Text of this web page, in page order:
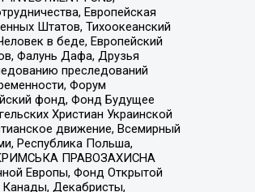
Европейская
Штатов, Тихоокеанский
в беде, Европейский
Фалунь Дафа, Друзья
преследований
Форум
фонд, Фонд Будущее
Христиан Украинской
движение, Всемирный
Республика Польша,
КРИМСЬКА ПРАВОЗАХИСНА
Европы, Фонд Открытой
Канады, Декабристы,